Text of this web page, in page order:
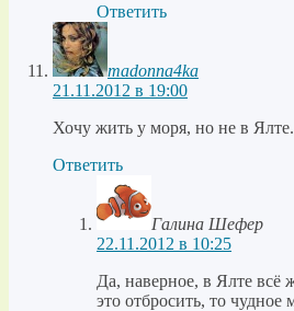
Ответить
madonna4ka
21.11.2012 в 19:00
Хочу жить у моря, но не в
Ответить
Галина Шефер
22.11.2012 в 10:25
Да, наверное, в Ялте
это отбросить, то чудное